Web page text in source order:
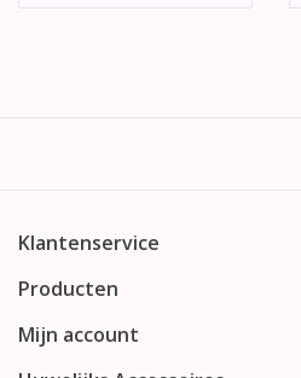
Klantenservice
Producten
Mijn account